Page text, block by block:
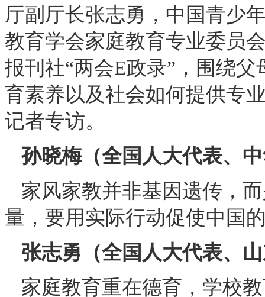
厅副厅长张志勇，中国青少
教育学会家庭教育专业委员
报刊社“两会E政录”，围绕
育素养以及社会如何提供专
记者专访。
孙晓梅（全国人大代表、
家风家教并非基因遗传，
量，要用实际行动促使中国
张志勇（全国人大代表、
家庭教育重在德育，学校